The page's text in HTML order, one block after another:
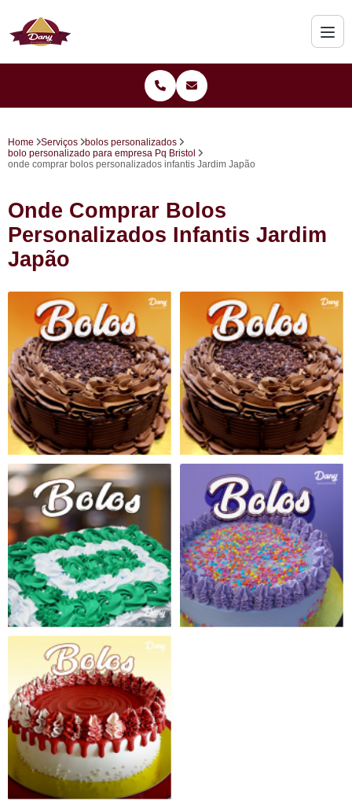
Home Serviços
bolos personalizados
bolo personalizado para empresa Pq Bristol
onde comprar bolos personalizados infantis Jardim Japão
Onde Comprar Bolos
Personalizados Infantis Jardim
Japão